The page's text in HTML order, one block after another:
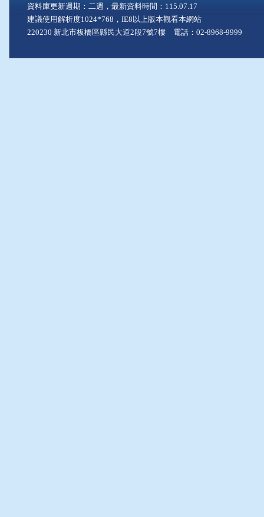
資料庫更新週期：二週，最新資料時間：115.07.17
建議使用解析度1024*768，IE8以上版本觀看本網站
220230 新北市板橋區縣民大道2段7號7樓 電話：02-8968-9999